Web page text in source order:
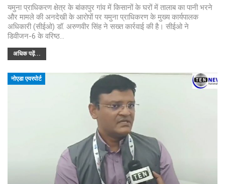
यमुना प्राधिकरण क्षेत्र के बांकापुर गांव में किसानों के घरों में तालाब का पानी भरने
और मामले की अनदेखी के आरोपों पर यमुना प्राधिकरण के मुख्य कार्यपालक
अधिकारी (सीईओ) डॉ. अरुणवीर सिंह ने सख्त कार्रवाई की है। सीईओ ने
डिवीजन-6 के वरिष्ठ…
अधिक पढ़ें...
नोएडा एयरपोर्ट